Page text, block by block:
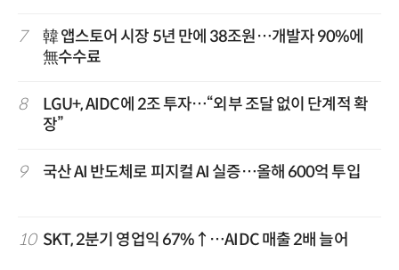
7
韓 앱스토어 시장 5년 만에 38조원…개발자 90%에
無수수료
8
LGU+, AIDC에 2조 투자…“외부 조달 없이 단계적 확
장”
9 국산 AI 반도체로 피지컬 AI 실증…올해 600억 투입
10 SKT, 2분기 영업익 67%↑…AIDC 매출 2배 늘어